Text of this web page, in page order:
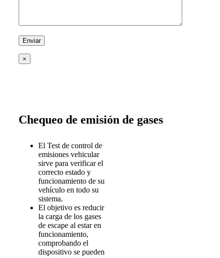
×
Chequeo de emisión de gases
El Test de control de
emisiones vehicular
sirve para verificar el
correcto estado y
funcionamiento de su
vehículo en todo su
sistema.
El objetivo es reducir
la carga de los gases
de escape al estar en
funcionamiento,
comprobando el
dispositivo se pueden